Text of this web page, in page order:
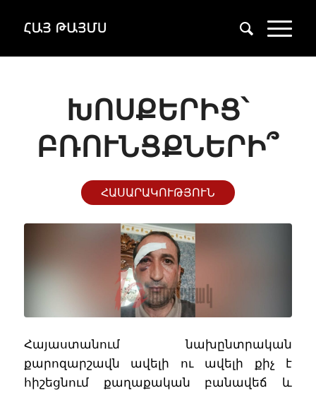
ԽՈՍՔԵՐԻՑ՝
ԲՌՈՒՆՑՔՆԵՐԻ՞
ՀԱՍԱՐԱԿՈՒԹՅՈՒՆ
Հայաստանում նախընտրական
քարոզարշավն ավելի ու ավելի քիչ է
հիշեցնում քաղաքական բանավեճ և